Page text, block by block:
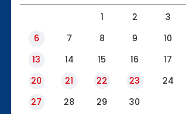
1 2 3
6
7 8 9 10
13
14 15 16 17
20
21 22 23 24
27
28 29 30